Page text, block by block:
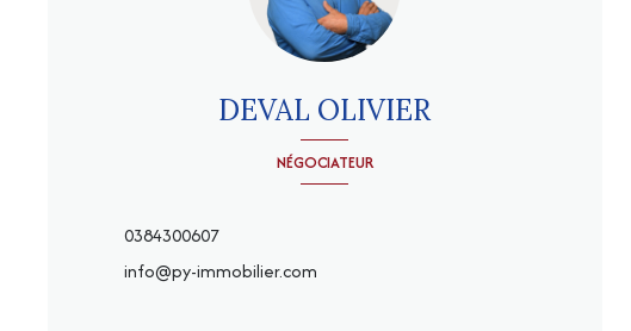
NÉGOCIATEUR
DEVAL OLIVIER
0384300607
info@py-immobilier.com